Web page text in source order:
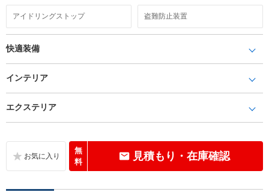
アイドリングストップ 盗難防止装置
快適装備
インテリア
エクステリア
無
料
見積もり・在庫確認